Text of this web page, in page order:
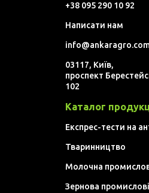
+38 095 290 10 92
Написати нам
03117, Київ,
проспект
102
Каталог
Експрес-тести на
Тваринництво
Молочна
Зернова